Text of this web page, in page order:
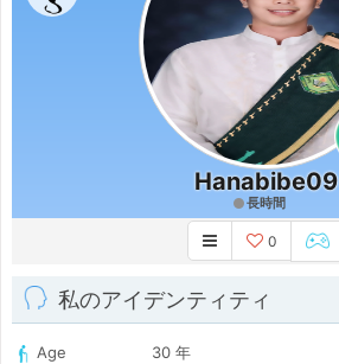
Hanabibe09
長時間
0
私のアイデンティティ
Age
30 年